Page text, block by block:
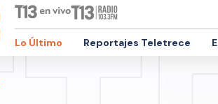
Lo Último Reportajes Teletrece